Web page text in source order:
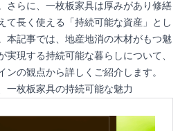
さらに、一枚板家具は厚みがあり修繕
て長く使える「持続可能な資産」とし
本記事では、地産地消の木材がもつ魅
実現する持続可能な暮らしについて、
ンの観点から詳しくご紹介します。
一枚板家具の持続可能な魅力